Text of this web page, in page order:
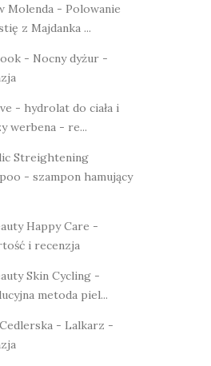
Molenda - Polowanie
z Majdanka ...
- Nocny dyżur -
- hydrolat do ciała i
werbena - re...
Streightening
- szampon hamujący
Happy Care -
i recenzja
Skin Cycling -
metoda piel...
- Lalkarz -